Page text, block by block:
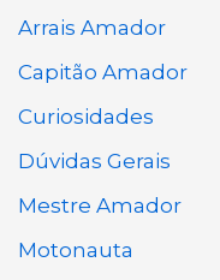
Arrais Amador
Capitão Amador
Curiosidades
Dúvidas Gerais
Mestre Amador
Motonauta